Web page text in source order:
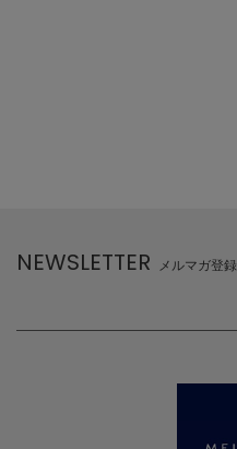
NEWSLETTER メルマガ登録